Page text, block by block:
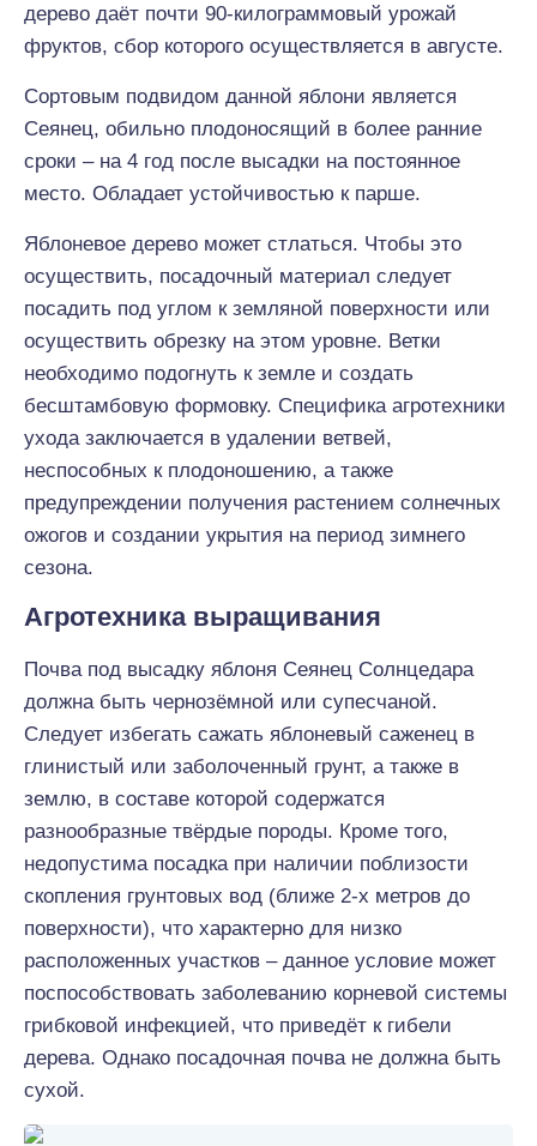
дерево даёт почти 90-килограммовый урожай
фруктов, сбор которого осуществляется в августе.
Сортовым подвидом данной яблони является
Сеянец, обильно плодоносящий в более ранние
сроки – на 4 год после высадки на постоянное
место. Обладает устойчивостью к парше.
Яблоневое дерево может стлаться. Чтобы это
осуществить, посадочный материал следует
посадить под углом к земляной поверхности или
осуществить обрезку на этом уровне. Ветки
необходимо подогнуть к земле и создать
бесштамбовую формовку. Специфика агротехники
ухода заключается в удалении ветвей,
неспособных к плодоношению, а также
предупреждении получения растением солнечных
ожогов и создании укрытия на период зимнего
сезона.
Агротехника выращивания
Почва под высадку яблоня Сеянец Солнцедара
должна быть чернозёмной или супесчаной.
Следует избегать сажать яблоневый саженец в
глинистый или заболоченный грунт, а также в
землю, в составе которой содержатся
разнообразные твёрдые породы. Кроме того,
недопустима посадка при наличии поблизости
скопления грунтовых вод (ближе 2-х метров до
поверхности), что характерно для низко
расположенных участков – данное условие может
поспособствовать заболеванию корневой системы
грибковой инфекцией, что приведёт к гибели
дерева. Однако посадочная почва не должна быть
сухой.